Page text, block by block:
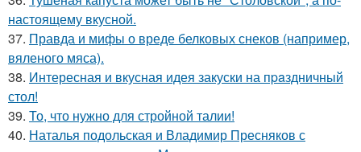
настоящему вкусной.
37. Правда и мифы о вреде белковых снеков (например,
вяленого мяса).
38. Интересная и вкусная идея закуски на пpaздничный
стол!
39. То, что нужно для стройной талии!
40. Наталья подольская и Владимир Пресняков с